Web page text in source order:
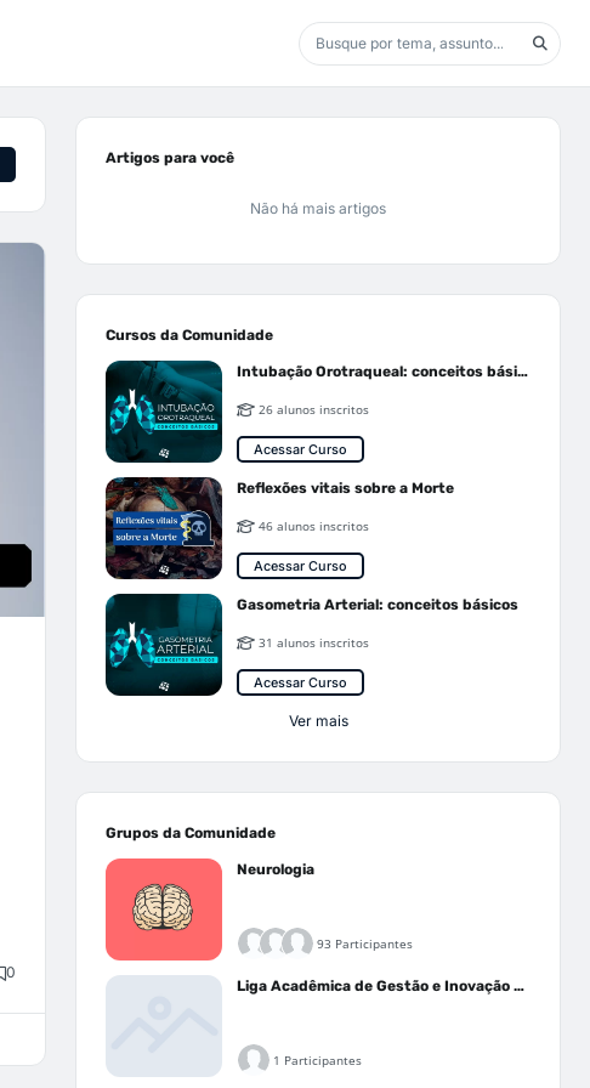
0
Artigos para você
Não há mais artigos
Cursos da Comunidade
Intubação Orotraqueal: conceitos básicos
26 alunos inscritos
Acessar Curso
Reflexões vitais sobre a Morte
46 alunos inscritos
Acessar Curso
Gasometria Arterial: conceitos básicos
31 alunos inscritos
Acessar Curso
Ver mais
Grupos da Comunidade
Neurologia
93 Participantes
Liga Acadêmica de Gestão e Inovação Médica - LAGIM
1 Participantes